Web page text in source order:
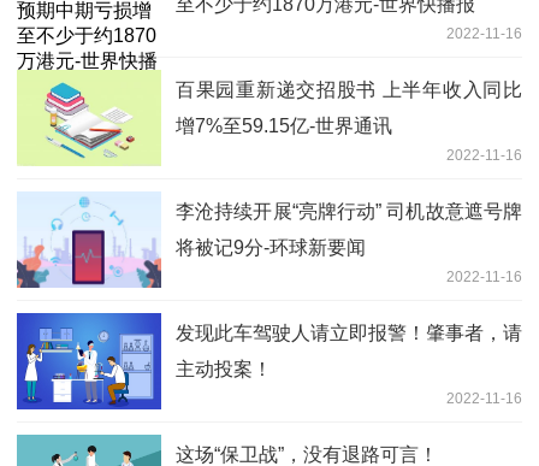
2022-11-16
百果园重新递交招股书 上半年收入同比
增7%至59.15亿-世界通讯
2022-11-16
李沧持续开展“亮牌行动” 司机故意遮号牌
将被记9分-环球新要闻
2022-11-16
发现此车驾驶人请立即报警！肇事者，请
主动投案！
2022-11-16
这场“保卫战”，没有退路可言！